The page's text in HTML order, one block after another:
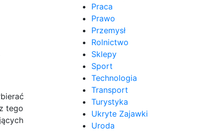
tego
Praca
Prawo
Przemysł
Rolnictwo
Sklepy
Sport
Technologia
Transport
Turystyka
Ukryte Zajawki
Uroda